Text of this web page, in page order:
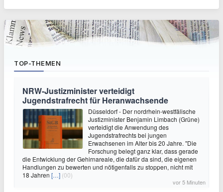
TOP-THEMEN
NRW-Justizminister verteidigt
Jugendstrafrecht für Heranwachsende
Düsseldorf - Der nordrhein-westfälische
Justizminister Benjamin Limbach (Grüne)
verteidigt die Anwendung des
Jugendstrafrechts bei jungen
Erwachsenen im Alter bis 20 Jahre. "Die
Forschung belegt ganz klar, dass gerade
die Entwicklung der Gehirnareale, die dafür da sind, die eigenen
Handlungen zu bewerten und nötigenfalls zu stoppen, nicht mit
18 Jahren […] (00)
vor 5 Minuten